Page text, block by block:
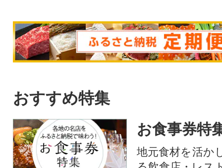
おすすめ特集
お食事券特
地元食材を活か